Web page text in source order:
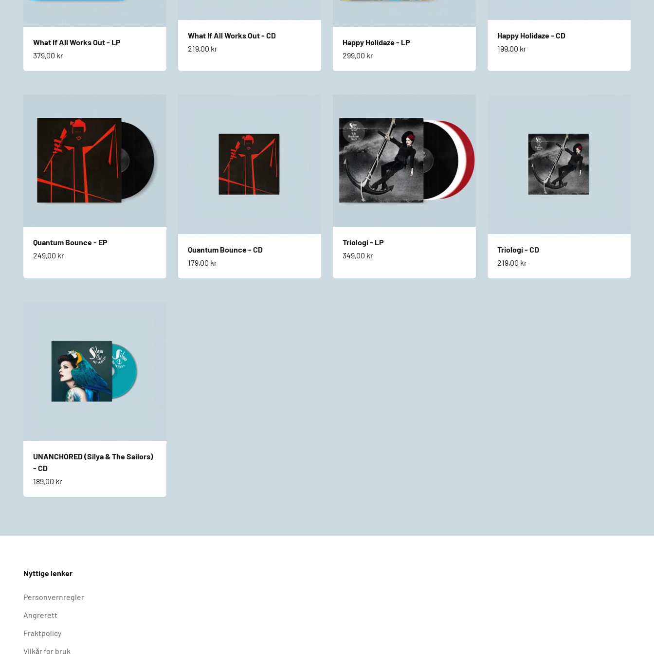
What If All Works Out - LP
Salgspris
379,00 kr
What If All Works Out - CD
Salgspris
219,00 kr
Happy Holidaze - LP
Salgspris
299,00 kr
Happy Holidaze - CD
Salgspris
199,00 kr
Quantum Bounce - EP
Salgspris
249,00 kr
Quantum Bounce - CD
Salgspris
179,00 kr
Triologi - LP
Salgspris
349,00 kr
Triologi - CD
Salgspris
219,00 kr
UNANCHORED (Silya & The Sailors)
- CD
Salgspris
189,00 kr
Nyttige lenker
Personvernregler
Angrerett
Fraktpolicy
Vilkår for bruk